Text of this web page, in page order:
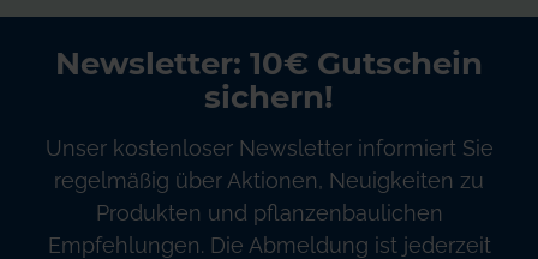
Newsletter: 10€ Gutschein
sichern!
Unser kostenloser Newsletter informiert Sie
regelmäßig über Aktionen, Neuigkeiten zu
Produkten und pflanzenbaulichen
Empfehlungen. Die Abmeldung ist jederzeit